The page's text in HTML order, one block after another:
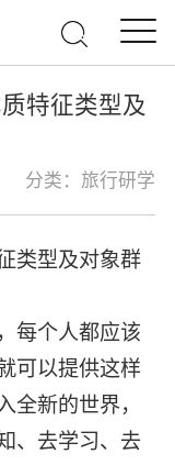
特征类型及
分类：旅行研学
类型及对象群
每个人都应该
可以提供这样
全新的世界，
、去学习、去